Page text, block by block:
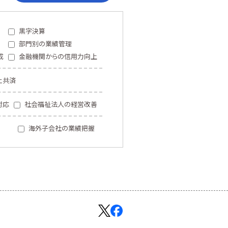
黒字決算
部門別の業績管理
金融機関からの信用力向上
共済
応 社会福祉法人の経営改善
海外子会社の業績把握